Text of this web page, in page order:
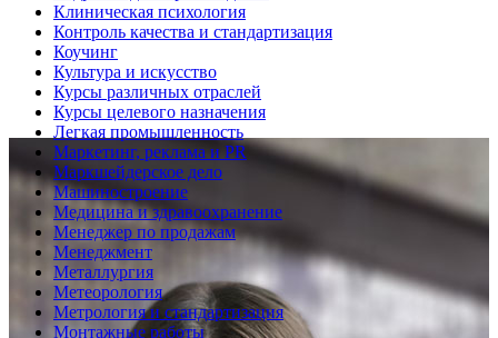
Клиническая психология
Контроль качества и стандартизация
Коучинг
Культура и искусство
Курсы различных отраслей
Курсы целевого назначения
Легкая промышленность
Маркетинг, реклама и PR
Маркшейдерское дело
Машиностроение
Медицина и здравоохранение
Менеджер по продажам
Менеджмент
Металлургия
Метеорология
Метрология и стандартизация
Монтажные работы